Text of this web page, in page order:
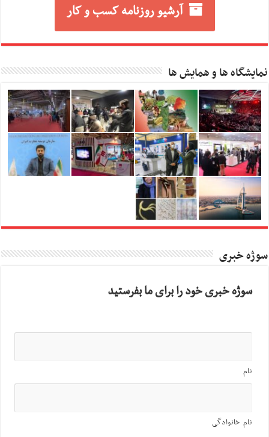
آرشیو روزنامه کسب و کار
نمایشگاه ها و همایش ها
سوژه خبری
سوژه خبری خود را برای ما بفرستید
نام
نام خانوادگی